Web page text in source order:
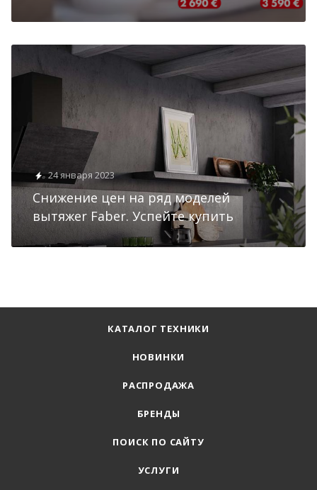
24 января 2023
Снижение цен на ряд моделей
вытяжеr Faber. Успейте купить
КАТАЛОГ ТЕХНИКИ
НОВИНКИ
РАСПРОДАЖА
БРЕНДЫ
ПОИСК ПО САЙТУ
УСЛУГИ